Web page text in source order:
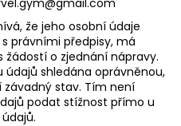
že jeho osobní údaje
právními předpisy, má
o zjednání nápravy.
údajů shledána oprávněnou,
stav. Tím není
podat stížnost přímo u